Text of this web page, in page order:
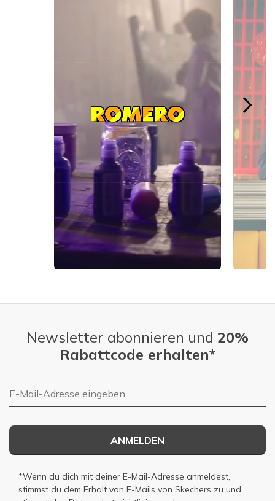
Newsletter abonnieren und 20%
Rabattcode erhalten*
E-Mail-Adresse
ANMELDEN
*Wenn du dich mit deiner E-Mail-Adresse anmeldest,
stimmst du dem Erhalt von E-Mails von Skechers zu und